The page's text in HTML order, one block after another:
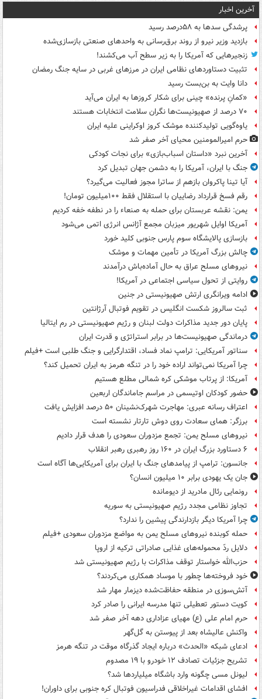
آخرین اخبار
پرشدگی سدها به ۵۸درصد رسید
بازدید وزیر نیرو از روند برق‌رسانی به واحدهای صنعتی بازسازی‌شده
زنجیرهایی که آمریکا را به زیر سطح آب می‌کشند!
تثبیت دستاوردهای نظامی ایران در مرزهای غربی در سایه جنگ رمضان
دانا وایت به بن‌بست رسید
«کمانِ پرنده» چینی برای شکار کروزها به ایران می‌آید
۷۰ درصد از صهیونیست‌ها نگران سلامت انتخابات هستند
یاوه‌گویی تولیدکننده موشک کروز اوکراینی علیه ایران
حرم امیرالمومنین محیای آخر صفر شد
آخرین نبرد «داستان اسباب‌بازی» برای نجات کودکی
جنگ با ایران، آمریکا را به دشمن جهان تبدیل کرد
آیا تینا پاکروان بازهم از ساترا مجوز فعالیت می‌گیرد؟
رقم فسخ قرارداد رضاییان با استقلال فقط ۱۰۰میلیون تومان!
یمن: نقشه عربستان برای حمله به صنعاء را در نطفه خفه کردیم
آمریکا اوایل شهریور میزبان مجمع آژانس انرژی اتمی می‌شود
بازسازی پالایشگاه سوم پارس جنوبی کلید خورد
چالش بزرگ آمریکا در تأمین مهمات و موشک
نیروهای مسلح عراق به حال آماده‌باش درآمدند
روایتی از تحول سیاسی اجتماعی در آمریکا!
ادامه ویرانگری ارتش صهیونیستی در جنین
ثبت سالروز شکست انگلیس در تقویم فوتبال آرژانتین
پایان دور جدید مذاکرات دولت لبنان و رژیم صهیونیستی در رم ایتالیا
درماندگی صهیونیست‌ها در برابر استراتژی و قدرت ایران
سناتور آمریکایی: ترامپ نماد فساد، اقتدارگرایی و جنگ طلبی است +فیلم
چرا آمریکا نمی‌تواند اراده خود را در تنگه هرمز به ایران تحمیل کند؟
آمریکا: از پرتاب موشکی کره شمالی مطلع هستیم
حضور کودکان اوتیسمی در مراسم جاماندگان اربعین
اعتراف رسانه عبری: مهاجرت شهرک‌نشینان ۵۰ درصد افزایش یافت
برزگر: همای سعادت روی دوش تارتار نشسته است
نیروهای مسلح یمن: تجمع مزدوران سعودی را هدف قرار دادیم
۶ دستاورد بزرگ ایران در ۱۶۰ روز رهبری رهبر انقلاب
جانسون: ترامپ از پیامدهای جنگ با ایران برای آمریکایی‌ها آگاه است
جان یک یهودی برابر ۱۰ میلیون انسان؟
رونمایی رئال مادرید از دیومانده
تجاوز نظامی مجدد رژیم صهیونیستی به سوریه
چرا آمریکا دیگر بازدارندگی پیشین را ندارد؟
حمله کوبنده نیروهای مسلح یمن به مواضع مزدوران سعودی +فیلم
دلایل ردّ محموله‌های غذایی صادراتی ترکیه از اروپا
حزب‌الله خواستار توقف مذاکرات با رژیم صهیونیستی شد
خود فروخته‌ها چطور با موساد همکاری می‌کردند؟
آتش‌سوزی در منطقه حفاظت‌شده دیزمار مهار شد
کویت دستور تعطیلی تنها مدرسه ایرانی را صادر کرد
حرم امام علی (ع) مهیای عزاداری دهه آخر صفر شد
واکنش عالیشاه بعد از پیوستن به گل‌گهر
ادعای شبکه «الحدث» درباره ایجاد گذرگاه موقت در تنگه هرمز
تشریح جزئیات تصادف ۱۲ خودرو با ۱۹ مصدوم
لیونل مسی چگونه وارد باشگاه میلیاردها شد؟
افشای اقدامات غیراخلاقی فدراسیون فوتبال کره جنوبی برای داوران!